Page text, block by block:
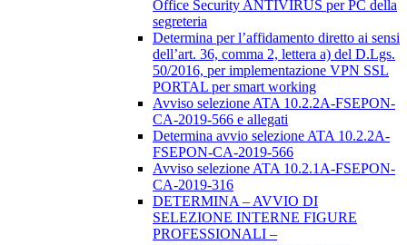
Office Security ANTIVIRUS per PC della
segreteria
Determina per l’affidamento diretto ai sensi
dell’art. 36, comma 2, lettera a) del D.Lgs.
50/2016, per implementazione VPN SSL
PORTAL per smart working
Avviso selezione ATA 10.2.2A-FSEPON-
CA-2019-566 e allegati
Determina avvio selezione ATA 10.2.2A-
FSEPON-CA-2019-566
Avviso selezione ATA 10.2.1A-FSEPON-
CA-2019-316
DETERMINA – AVVIO DI
SELEZIONE INTERNE FIGURE
PROFESSIONALI –